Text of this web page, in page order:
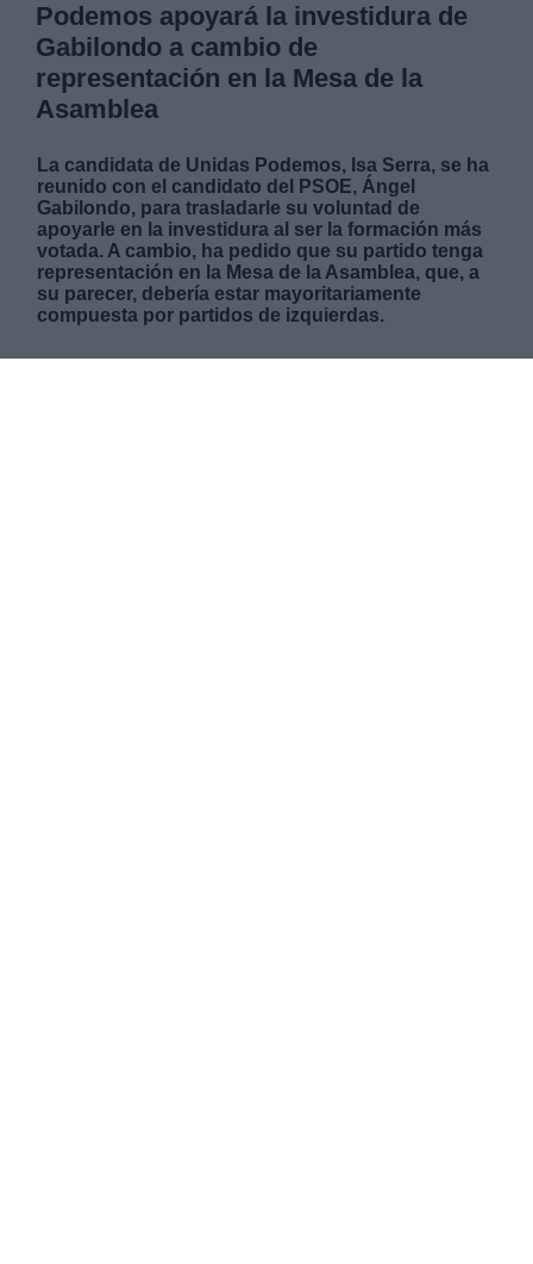
Podemos apoyará la investidura de
Gabilondo a cambio de
representación en la Mesa de la
Asamblea
La candidata de Unidas Podemos, Isa Serra, se ha
reunido con el candidato del PSOE, Ángel
Gabilondo, para trasladarle su voluntad de
apoyarle en la investidura al ser la formación más
votada. A cambio, ha pedido que su partido tenga
representación en la Mesa de la Asamblea, que, a
su parecer, debería estar mayoritariamente
compuesta por partidos de izquierdas.